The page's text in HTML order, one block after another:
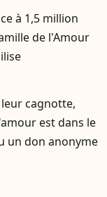
à 1,5 million
de l'Amour
cagnotte,
est dans le
un don anonyme